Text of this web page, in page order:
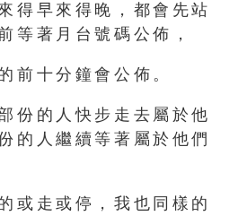
得早來得晚，都會先站
等著月台號碼公佈，
前十分鐘會公佈。
份的人快步走去屬於他
的人繼續等著屬於他們
或走或停，我也同樣的